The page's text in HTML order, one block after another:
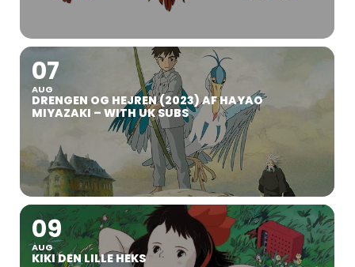
07
AUG
DRENGEN OG HEJREN (2023) AF HAYAO
MIYAZAKI – WITH UK SUBS
09
AUG
KIKI DEN LILLE HEKS